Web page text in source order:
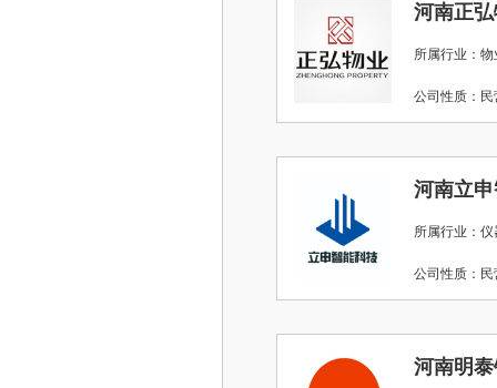
河南正
所属行业：
公司性质
河南立
所属行业：
公司性质
河南明